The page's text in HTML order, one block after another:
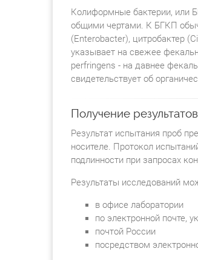
Колиформные бактерии, или
общими чертами. К БГКП
(Enterobacter), цитробактер
указывает на свежее
perfringens - на давнее
свидетельствует об
Получение результатов
Результат испытания проб
носителе. Протокол
подлинности при запросах
Результаты исследований
в офисе лаборатории
по электронной почте,
почтой России
посредством